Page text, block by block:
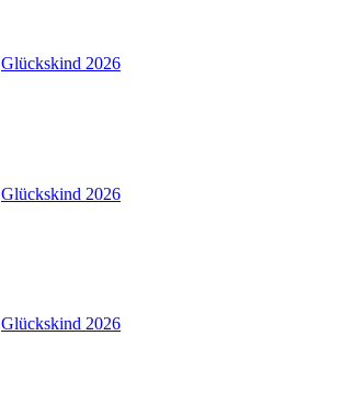
Glückskind 2026
Glückskind 2026
Glückskind 2026